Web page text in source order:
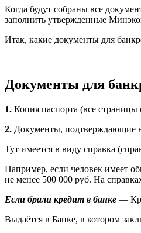
Когда будут собраны все
заполнить утвержденные
Итак, какие документы для
Документы для
1. Копия паспорта (все страницы
2. Документы, подтверждающие
Тут имеется в виду справка
Например, если человек имеет
не менее 500 000 руб. На
Если брали кредит в банке —
Выдаётся в Банке, в котором